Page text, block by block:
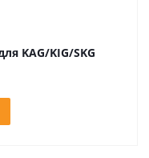
KAG/KIG/SKG